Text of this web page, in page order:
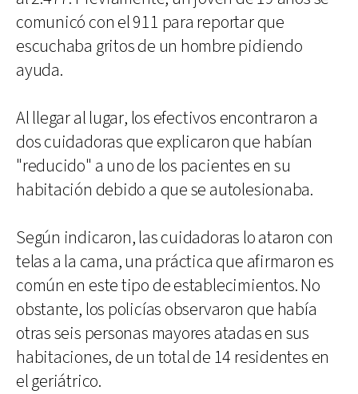
comunicó con el 911 para reportar que
escuchaba gritos de un hombre pidiendo
ayuda.
Al llegar al lugar, los efectivos encontraron a
dos cuidadoras que explicaron que habían
"reducido" a uno de los pacientes en su
habitación debido a que se autolesionaba.
Según indicaron, las cuidadoras lo ataron con
telas a la cama, una práctica que afirmaron es
común en este tipo de establecimientos. No
obstante, los policías observaron que había
otras seis personas mayores atadas en sus
habitaciones, de un total de 14 residentes en
el geriátrico.